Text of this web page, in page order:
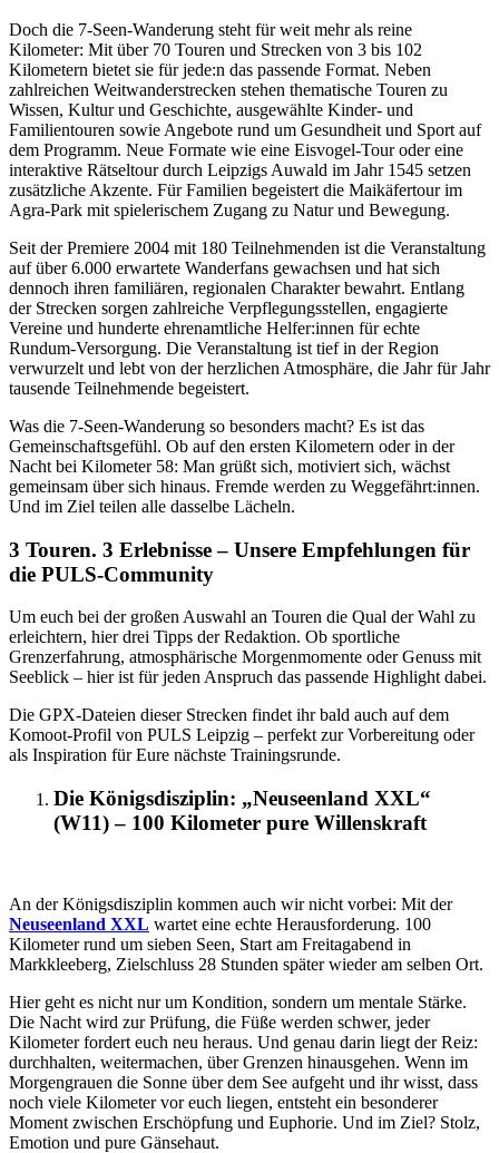
Doch die 7-Seen-Wanderung steht für weit mehr als reine
Kilometer: Mit über 70 Touren und Strecken von 3 bis 102
Kilometern bietet sie für jede:n das passende Format. Neben
zahlreichen Weitwanderstrecken stehen thematische Touren zu
Wissen, Kultur und Geschichte, ausgewählte Kinder- und
Familientouren sowie Angebote rund um Gesundheit und Sport auf
dem Programm. Neue Formate wie eine Eisvogel-Tour oder eine
interaktive Rätseltour durch Leipzigs Auwald im Jahr 1545 setzen
zusätzliche Akzente. Für Familien begeistert die Maikäfertour im
Agra-Park mit spielerischem Zugang zu Natur und Bewegung.
Seit der Premiere 2004 mit 180 Teilnehmenden ist die Veranstaltung
auf über 6.000 erwartete Wanderfans gewachsen und hat sich
dennoch ihren familiären, regionalen Charakter bewahrt. Entlang
der Strecken sorgen zahlreiche Verpflegungsstellen, engagierte
Vereine und hunderte ehrenamtliche Helfer:innen für echte
Rundum-Versorgung. Die Veranstaltung ist tief in der Region
verwurzelt und lebt von der herzlichen Atmosphäre, die Jahr für Jahr
tausende Teilnehmende begeistert.
Was die 7-Seen-Wanderung so besonders macht? Es ist das
Gemeinschaftsgefühl. Ob auf den ersten Kilometern oder in der
Nacht bei Kilometer 58: Man grüßt sich, motiviert sich, wächst
gemeinsam über sich hinaus. Fremde werden zu Weggefährt:innen.
Und im Ziel teilen alle dasselbe Lächeln.
3 Touren. 3 Erlebnisse – Unsere Empfehlungen für
die PULS-Community
Um euch bei der großen Auswahl an Touren die Qual der Wahl zu
erleichtern, hier drei Tipps der Redaktion. Ob sportliche
Grenzerfahrung, atmosphärische Morgenmomente oder Genuss mit
Seeblick – hier ist für jeden Anspruch das passende Highlight dabei.
Die GPX-Dateien dieser Strecken findet ihr bald auch auf dem
Komoot-Profil von PULS Leipzig – perfekt zur Vorbereitung oder
als Inspiration für Eure nächste Trainingsrunde.
Die Königsdisziplin: „Neuseenland XXL“
(W11) – 100 Kilometer pure Willenskraft
An der Königsdisziplin kommen auch wir nicht vorbei: Mit der
Neuseenland XXL wartet eine echte Herausforderung. 100
Kilometer rund um sieben Seen, Start am Freitagabend in
Markkleeberg, Zielschluss 28 Stunden später wieder am selben Ort.
Hier geht es nicht nur um Kondition, sondern um mentale Stärke.
Die Nacht wird zur Prüfung, die Füße werden schwer, jeder
Kilometer fordert euch neu heraus. Und genau darin liegt der Reiz:
durchhalten, weitermachen, über Grenzen hinausgehen. Wenn im
Morgengrauen die Sonne über dem See aufgeht und ihr wisst, dass
noch viele Kilometer vor euch liegen, entsteht ein besonderer
Moment zwischen Erschöpfung und Euphorie. Und im Ziel? Stolz,
Emotion und pure Gänsehaut.